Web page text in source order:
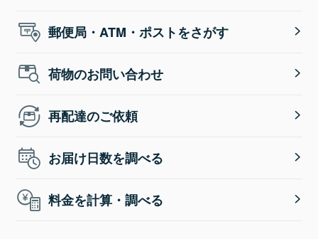
郵便局・ATM・ポストをさがす
荷物のお問い合わせ
再配達のご依頼
お届け日数を調べる
料金を計算・調べる